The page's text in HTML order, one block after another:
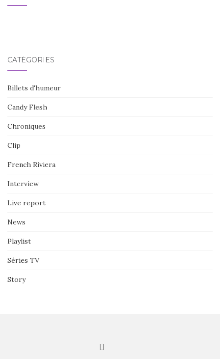
CATÉGORIES
Billets d'humeur
Candy Flesh
Chroniques
Clip
French Riviera
Interview
Live report
News
Playlist
Séries TV
Story